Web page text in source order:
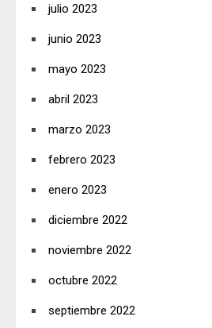
julio 2023
junio 2023
mayo 2023
abril 2023
marzo 2023
febrero 2023
enero 2023
diciembre 2022
noviembre 2022
octubre 2022
septiembre 2022